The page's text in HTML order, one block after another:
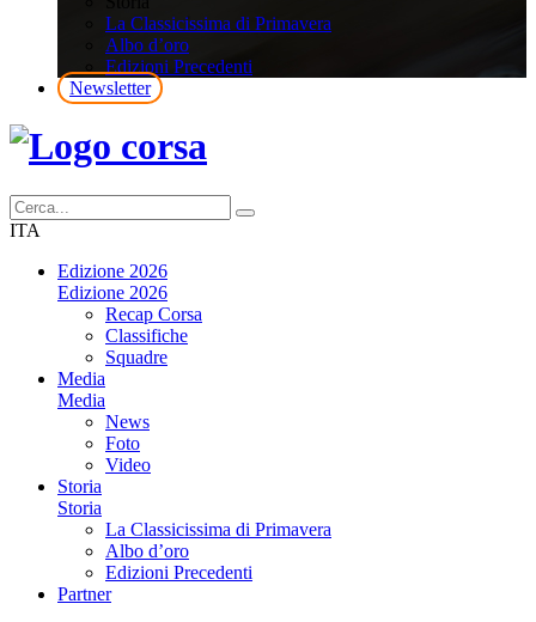
La Classicissima di Primavera
Albo d’oro
Edizioni Precedenti
Newsletter
ITA
Edizione 2026
Edizione 2026
Recap Corsa
Classifiche
Squadre
Media
Media
News
Foto
Video
Storia
Storia
La Classicissima di Primavera
Albo d’oro
Edizioni Precedenti
Partner